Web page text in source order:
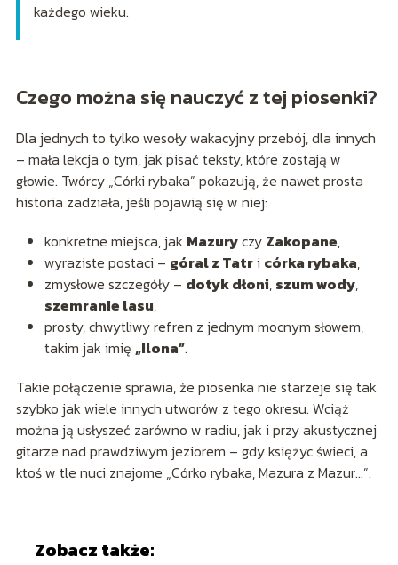
każdego wieku.
Czego można się nauczyć z tej piosenki?
Dla jednych to tylko wesoły wakacyjny przebój, dla innych
– mała lekcja o tym, jak pisać teksty, które zostają w
głowie. Twórcy „Córki rybaka” pokazują, że nawet prosta
historia zadziała, jeśli pojawią się w niej:
konkretne miejsca, jak Mazuryczy Zakopane,
wyraziste postaci – góral z Tatri córka rybaka,
zmysłowe szczegóły – dotyk dłoni, szum wody,
szemranie lasu,
prosty, chwytliwy refren z jednym mocnym słowem,
takim jak imię „Ilona”.
Takie połączenie sprawia, że piosenka nie starzeje się tak
szybko jak wiele innych utworów z tego okresu. Wciąż
można ją usłyszeć zarówno w radiu, jak i przy akustycznej
gitarze nad prawdziwym jeziorem – gdy księżyc świeci, a
ktoś w tle nuci znajome „Córko rybaka, Mazura z Mazur…”.
Zobacz także: